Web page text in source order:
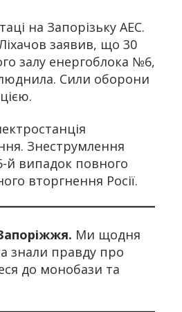
на Запорізьку АЕС.
заявив, що 30
залу енергоблока №6,
Сили оборони
Знеструмлення
й випадок повного
вторгнення Росії.
Ми щодня
знали правду про
до монобази та